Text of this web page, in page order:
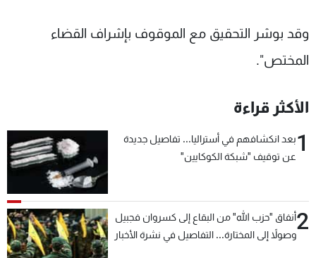
وقد بوشر التحقيق مع الموقوف بإشراف القضاء
المختص".
الأكثر قراءة
1بعد انكشافهم في أستراليا... تفاصيل جديدة
عن توقيف "شبكة الكوكايين"
2أنفاق "حزب الله" من البقاع إلى كسروان فجبيل
وصولاً إلى المختارة... التفاصيل في نشرة الأخبار